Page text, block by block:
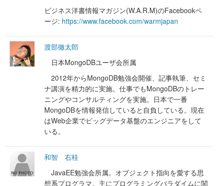
ビジネス洋書情報マガジン(W.A.R.M)のFacebookペ
ージ: https://www.facebook.com/warmjapan
渡部徹太郎
日本MongoDBユーザ会所属
2012年からMongoDB勉強会開催、記事執筆、セミ
ナ講演を精力的に実施。仕事でもMongoDBのトレー
ニングやコンサルティングを実施。日本で一番
MongoDBを情報発信していると自負している。現在
はWeb企業でビッグデータ基盤のエンジニアをして
いる。
和智 右桂
JavaEE勉強会所属。オブジェクト指向を愛する思
想系プログラマ。主にプログラミングパラダイムに関